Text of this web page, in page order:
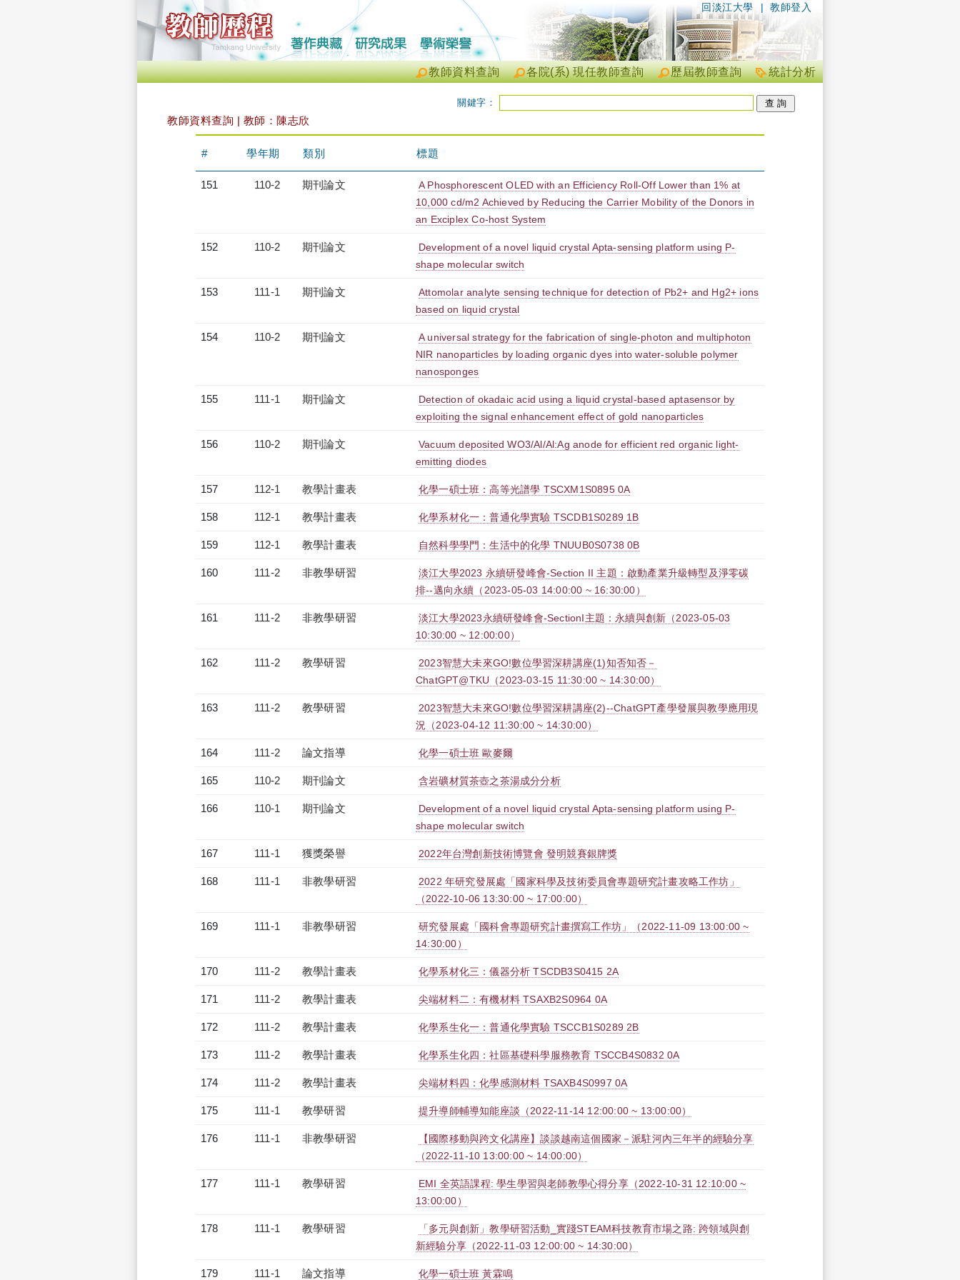
| 教師登入
回淡江大學
統計分析
歷屆教師查詢
各院(系) 現任教師查詢
教師資料查詢
關鍵字：
教師資料查詢 | 教師：陳志欣
# 學年期 類別 標題
151 110-2 期刊論文
A Phosphorescent OLED with an Efficiency Roll-Off Lower than 1% at
10,000 cd/m2 Achieved by Reducing the Carrier Mobility of the Donors in
an Exciplex Co-host System
152 110-2 期刊論文
Development of a novel liquid crystal Apta-sensing platform using P-
shape molecular switch
153 111-1 期刊論文
Attomolar analyte sensing technique for detection of Pb2+ and Hg2+ ions
based on liquid crystal
154 110-2 期刊論文
A universal strategy for the fabrication of single-photon and multiphoton
NIR nanoparticles by loading organic dyes into water-soluble polymer
nanosponges
155 111-1 期刊論文
Detection of okadaic acid using a liquid crystal-based aptasensor by
exploiting the signal enhancement effect of gold nanoparticles
156 110-2 期刊論文
Vacuum deposited WO3/Al/Al:Ag anode for efficient red organic light-
emitting diodes
157 112-1 教學計畫表 化學一碩士班：高等光譜學 TSCXM1S0895 0A
158 112-1 教學計畫表 化學系材化一：普通化學實驗 TSCDB1S0289 1B
159 112-1 教學計畫表 自然科學學門：生活中的化學 TNUUB0S0738 0B
160 111-2 非教學研習
淡江大學2023 永續研發峰會-Section II 主題：啟動產業升級轉型及淨零碳
排--邁向永續（2023-05-03 14:00:00 ~ 16:30:00）
161 111-2 非教學研習
淡江大學2023永續研發峰會-SectionI主題：永續與創新（2023-05-03
10:30:00 ~ 12:00:00）
162 111-2 教學研習
2023智慧大未來GO!數位學習深耕講座(1)知否知否－
ChatGPT@TKU（2023-03-15 11:30:00 ~ 14:30:00）
163 111-2 教學研習
2023智慧大未來GO!數位學習深耕講座(2)--ChatGPT產學發展與教學應用現
況（2023-04-12 11:30:00 ~ 14:30:00）
164 111-2 論文指導 化學一碩士班 歐麥爾
165 110-2 期刊論文 含岩礦材質茶壺之茶湯成分分析
166 110-1 期刊論文
Development of a novel liquid crystal Apta-sensing platform using P-
shape molecular switch
167 111-1 獲獎榮譽 2022年台灣創新技術博覽會 發明競賽銀牌獎
168 111-1 非教學研習
2022 年研究發展處「國家科學及技術委員會專題研究計畫攻略工作坊」
（2022-10-06 13:30:00 ~ 17:00:00）
169 111-1 非教學研習
研究發展處「國科會專題研究計畫撰寫工作坊」（2022-11-09 13:00:00 ~
14:30:00）
170 111-2 教學計畫表 化學系材化三：儀器分析 TSCDB3S0415 2A
171 111-2 教學計畫表 尖端材料二：有機材料 TSAXB2S0964 0A
172 111-2 教學計畫表 化學系生化一：普通化學實驗 TSCCB1S0289 2B
173 111-2 教學計畫表 化學系生化四：社區基礎科學服務教育 TSCCB4S0832 0A
174 111-2 教學計畫表 尖端材料四：化學感測材料 TSAXB4S0997 0A
175 111-1 教學研習 提升導師輔導知能座談（2022-11-14 12:00:00 ~ 13:00:00）
176 111-1 非教學研習
【國際移動與跨文化講座】談談越南這個國家－派駐河內三年半的經驗分享
（2022-11-10 13:00:00 ~ 14:00:00）
177 111-1 教學研習
EMI 全英語課程: 學生學習與老師教學心得分享（2022-10-31 12:10:00 ~
13:00:00）
178 111-1 教學研習
「多元與創新」教學研習活動_實踐STEAM科技教育市場之路: 跨領域與創
新經驗分享（2022-11-03 12:00:00 ~ 14:30:00）
179 111-1 論文指導 化學一碩士班 黃霖鳴